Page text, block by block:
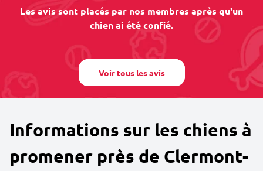
Les avis sont placés par nos membres après qu'un
chien ai été confié.
Voir tous les avis
Informations sur les chiens à
promener près de Clermont-